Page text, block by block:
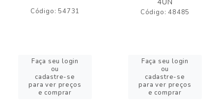
Código: 54731
Faça seu login
ou
cadastre-se
para ver preços
e comprar
4UN
Código: 48485
Faça seu login
ou
cadastre-se
para ver preços
e comprar